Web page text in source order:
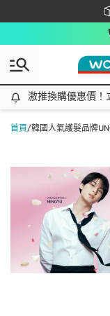
激推換購優惠價！立
激推換購優惠價！
首頁/韓國人氣護髮品牌